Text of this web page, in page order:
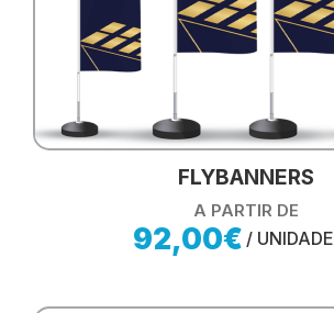
FLYBANNERS
A PARTIR DE
92,00€ / UNIDADE